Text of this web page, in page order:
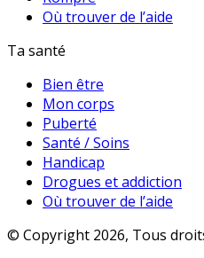
Où trouver de l’aide
Ta santé
Bien être
Mon corps
Puberté
Santé / Soins
Handicap
Drogues et addiction
Où trouver de l’aide
© Copyright 2026, Tous